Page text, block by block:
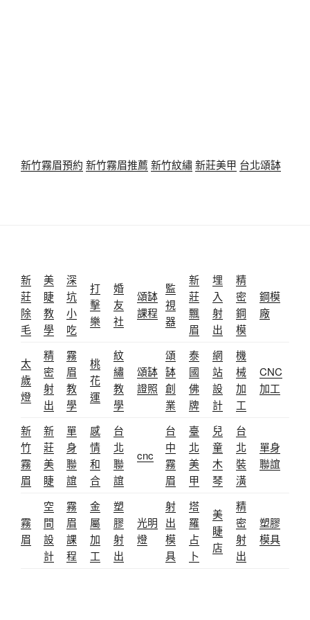
新竹霧眉預約 新竹霧眉推薦 新竹紋繡新莊美甲 台北頌缽
新
莊
除
毛
美
睫
教
學
深
坑
小
吃
打
擊
樂
婚
友
社
頌缽
課程
監
視
器
新
莊
飄
眉
埋
入
射
出
精
密
鋼
模
鋼模
廠
太
歲
燈
精
密
射
出
霧
眉
教
學
桃
花
運
紋
繡
教
學
頌缽
證照
頌
缽
創
業
泰
國
佛
牌
網
站
設
計
機
械
加
工
CNC
加工
新
竹
霧
眉
新
莊
美
睫
單
身
聯
誼
感
情
和
合
台
北
聯
誼
cnc
台
中
霧
眉
臺
北
美
甲
兒
童
木
琴
台
北
裝
潢
單身
聯誼
霧
眉
空
間
設
計
霧
眉
課
程
金
屬
加
工
塑
膠
射
出
光明
燈
射
出
模
具
塔
羅
占
卜
美
睫
店
精
密
射
出
塑膠
模具